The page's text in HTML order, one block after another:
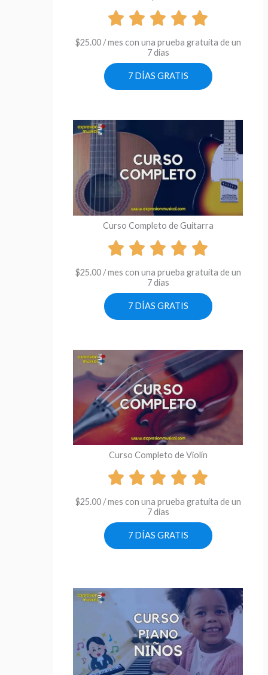
$25.00 / mes con una prueba gratuita de un
7 dias
7 DÍAS GRATIS
Curso Completo de Guitarra
$25.00 / mes con una prueba gratuita de un
7 dias
7 DÍAS GRATIS
Curso Completo de Violín
$25.00 / mes con una prueba gratuita de un
7 dias
7 DÍAS GRATIS